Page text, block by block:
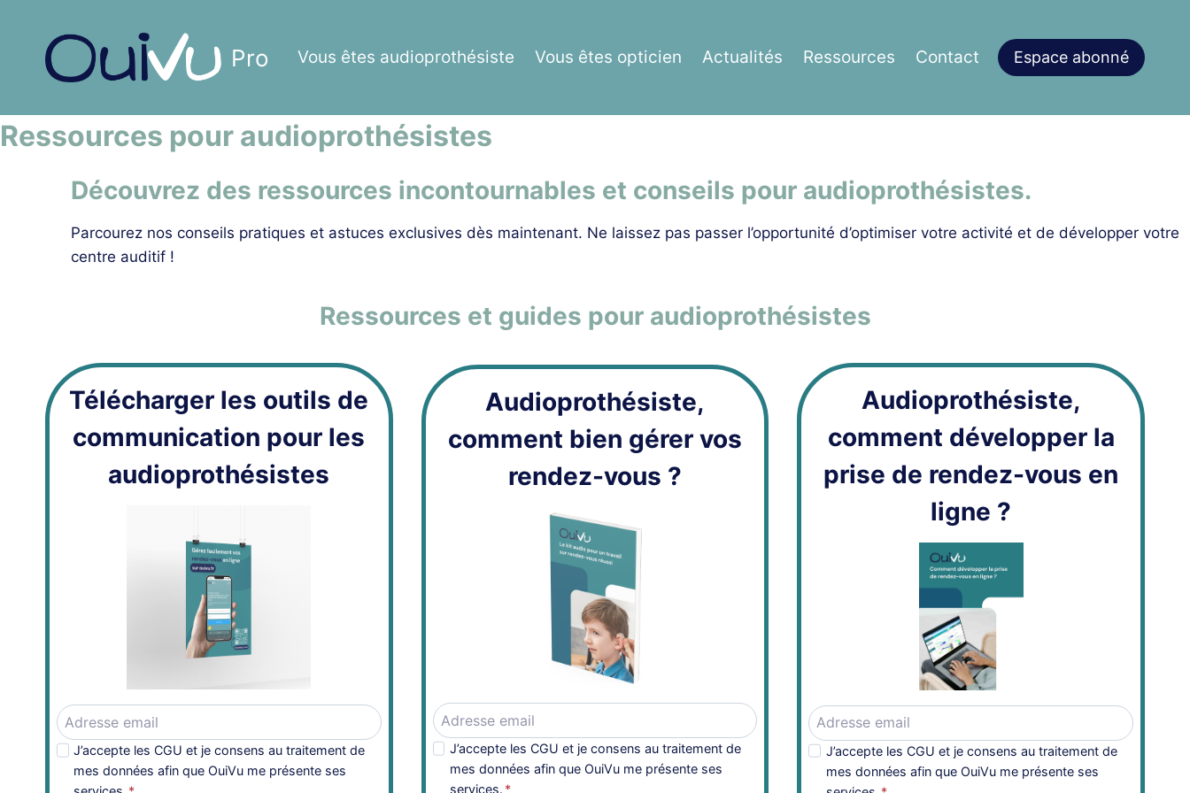
contenu
Pro Vous êtes audioprothésiste Vous êtes opticien Actualités Ressources Contact Espace abonné
Ressources pour audioprothésistes
Découvrez des ressources incontournables et conseils pour audioprothésistes.
Parcourez nos conseils pratiques et astuces exclusives dès maintenant. Ne laissez pas passer l’opportunité d’optimiser votre activité et de développer votre
centre auditif !
Ressources et guides pour audioprothésistes
Télécharger les outils de
communication pour les
audioprothésistes
J’accepte les CGU et je consens au traitement de
mes données afin que OuiVu me présente ses
Audioprothésiste,
comment bien gérer vos
rendez-vous ?
J’accepte les CGU et je consens au traitement de
mes données afin que OuiVu me présente ses
services. *
Audioprothésiste,
comment développer la
prise de rendez-vous en
ligne ?
J’accepte les CGU et je consens au traitement de
mes données afin que OuiVu me présente ses